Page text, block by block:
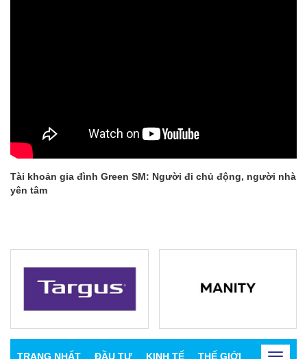
Tài khoản gia đình Green SM: Người đi chủ động, người nhà
yên tâm
TRANG NHẤT ĐẦU TƯ KINH TẾ THẾ GIỚI CHỨNG